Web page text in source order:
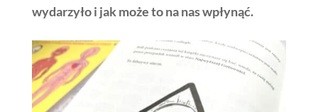
wydarzyło i jak może to na nas wpłynąć.